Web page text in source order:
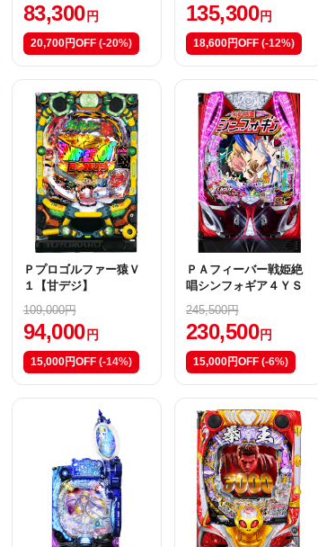
83,300 円
20,700円OFF (-20%)
135,300 円
18,600円OFF (-12%)
Ｐプロゴルファー猿Ｖ
１【甘デジ】
109,000円
94,000 円
15,000円OFF (-14%)
ＰＡフィーバー戦姫絶
唱シンフォギア４ＹＳ
245,500円
230,500 円
15,000円OFF (-6%)